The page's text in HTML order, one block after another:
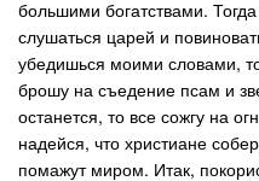
большими богатствами.
слушаться царей и
убедишься моими словами,
брошу на съедение псам и
останется, то все сожгу на
надейся, что христиане
помажут миром. Итак,